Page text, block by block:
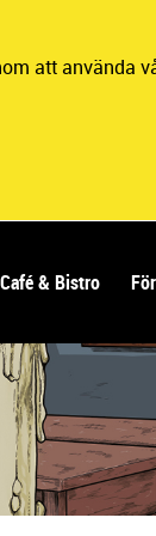
att
Café & Bistro